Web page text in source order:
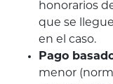
honorarios
que se
en el caso.
Pago
menor